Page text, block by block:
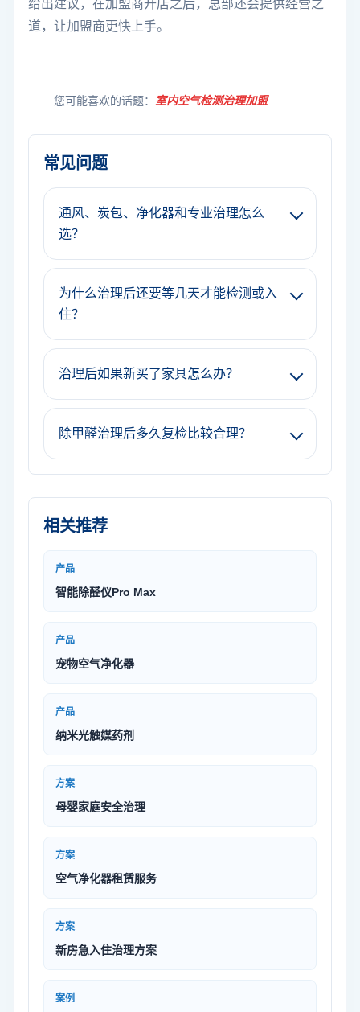
给出建议，在加盟商开店之后，总部还会提供经营之
道，让加盟商更快上手。
您可能喜欢的话题： 室内空气检测治理加盟
常见问题
通风、炭包、净化器和专业治理怎么
选？
为什么治理后还要等几天才能检测或入
住？
治理后如果新买了家具怎么办？
除甲醛治理后多久复检比较合理？
相关推荐
产品
智能除醛仪Pro Max
产品
宠物空气净化器
产品
纳米光触媒药剂
方案
母婴家庭安全治理
方案
空气净化器租赁服务
方案
新房急入住治理方案
案例